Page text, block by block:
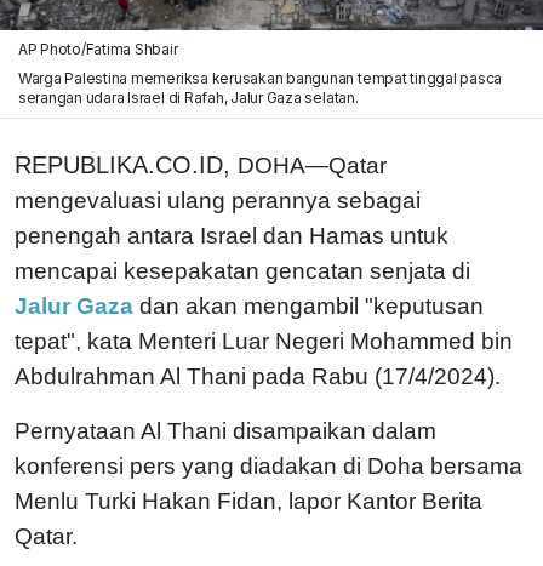
AP Photo/Fatima Shbair
Warga Palestina memeriksa kerusakan bangunan tempat tinggal pasca
serangan udara Israel di Rafah, Jalur Gaza selatan.
REPUBLIKA.CO.ID, DOHA—Qatar
mengevaluasi ulang perannya sebagai
penengah antara Israel dan Hamas untuk
mencapai kesepakatan gencatan senjata di
Jalur Gaza dan akan mengambil "keputusan
tepat", kata Menteri Luar Negeri Mohammed bin
Abdulrahman Al Thani pada Rabu (17/4/2024).
Pernyataan Al Thani disampaikan dalam
konferensi pers yang diadakan di Doha bersama
Menlu Turki Hakan Fidan, lapor Kantor Berita
Qatar.